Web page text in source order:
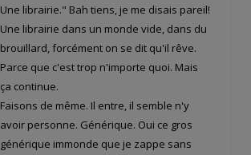
Une librairie." Bah tiens, je me disais pareil!
Une librairie dans un monde vide, dans du
brouillard, forcément on se dit qu'il rêve.
Parce que c'est trop n'importe quoi. Mais
ça continue.
Faisons de même. Il entre, il semble n'y
avoir personne. Générique. Oui ce gros
générique immonde que je zappe sans